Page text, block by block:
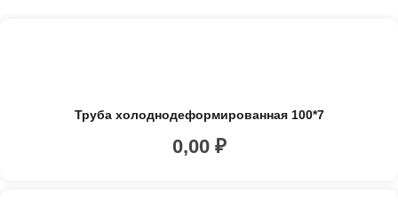
Труба холоднодеформированная 100*7
0,00 ₽